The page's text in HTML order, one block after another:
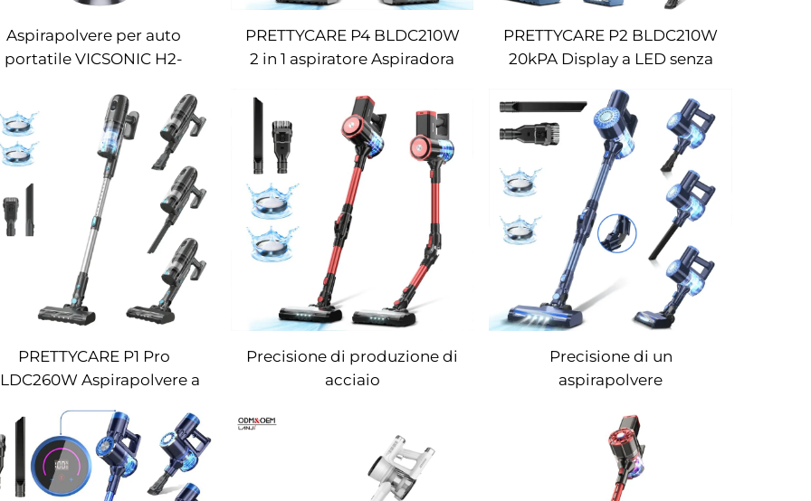
Aspirapolvere per auto
portatile VICSONIC H2-
PRETTYCARE P4 BLDC210W
2 in 1 aspiratore Aspiradora
PRETTYCARE P2 BLDC210W
20kPA Display a LED senza
PRETTYCARE P1 Pro
Aspirapolvere a
Precisione di produzione di
acciaio
Precisione di un
aspirapolvere